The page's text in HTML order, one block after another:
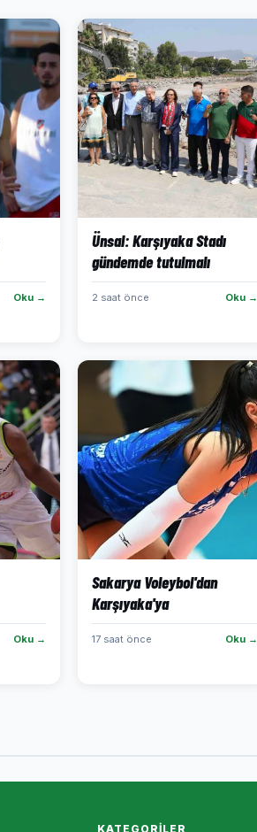
Oku →
Ünsal: Karşıyaka Stadı
gündemde tutulmalı
2 saat önce Oku →
Oku →
Sakarya Voleybol'dan
Karşıyaka'ya
17 saat önce Oku →
KATEGORILER